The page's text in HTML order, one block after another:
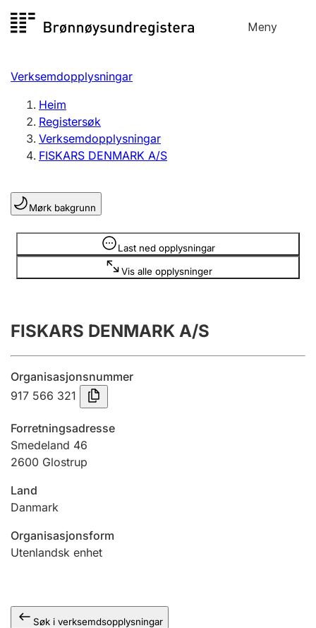
til
Meny
Registersøk
Aksjeselskap
Enkeltpersonføretak
Registrere, endre, slette
Lag og foreining
Registrere, endre, slette
Årsrekneskap
Innsending og forseinkingsgebyr
Tinglysing
Jeger
Ektepaktrettleiaren
Verksemdopplysningar
Heim
Registersøk
Verksemdopplysningar
FISKARS DENMARK A/S
Mørk bakgrunn
Last ned opplysningar
Vis alle opplysninger
Opplysninger er skjult
FISKARS DENMARK A/S
Organisasjonsnummer
917 566 321
Forretningsadresse
Smedeland 46
2600 Glostrup
Land
Danmark
Organisasjonsform
Utenlandsk enhet
Søk i verksemdsopplysningar